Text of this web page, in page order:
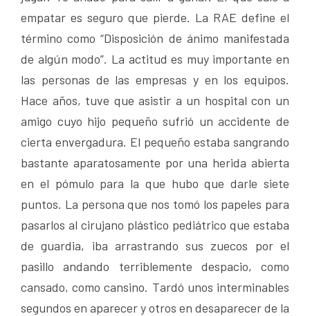
empatar es seguro que pierde. La RAE define el
término como “Disposición de ánimo manifestada
de algún modo”. La actitud es muy importante en
las personas de las empresas y en los equipos.
Hace años, tuve que asistir a un hospital con un
amigo cuyo hijo pequeño sufrió un accidente de
cierta envergadura. El pequeño estaba sangrando
bastante aparatosamente por una herida abierta
en el pómulo para la que hubo que darle siete
puntos. La persona que nos tomó los papeles para
pasarlos al cirujano plástico pediátrico que estaba
de guardia, iba arrastrando sus zuecos por el
pasillo andando terriblemente despacio, como
cansado, como cansino. Tardó unos interminables
segundos en aparecer y otros en desaparecer de la